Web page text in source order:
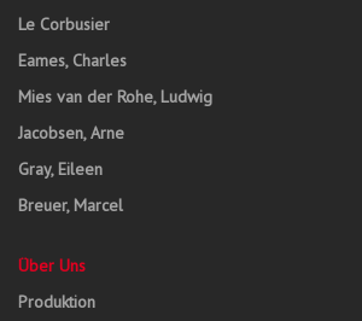
Le Corbusier
Eames, Charles
Mies van der Rohe, Ludwig
Jacobsen, Arne
Gray, Eileen
Breuer, Marcel
Über Uns
Produktion